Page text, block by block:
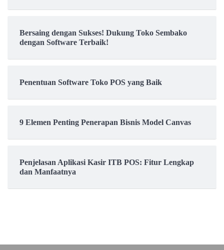
Bersaing dengan Sukses! Dukung Toko Sembako
dengan Software Terbaik!
Penentuan Software Toko POS yang Baik
9 Elemen Penting Penerapan Bisnis Model Canvas
Penjelasan Aplikasi Kasir ITB POS: Fitur Lengkap
dan Manfaatnya